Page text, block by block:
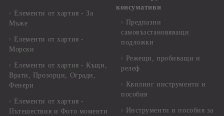
Елементи от хартия - За
Мъже
Елементи от хартия -
Морски
Елементи от хартия - Къщи,
Врати, Прозорци, Огради,
Фенери
Елементи от хартия -
Пътешествия и Фото моменти
консумативи
Предпазни
самовъзстановяващи
подложки
Режещи, пробиващи и
релеф
Квилинг инструменти и
пособия
Инструменти и пособия за